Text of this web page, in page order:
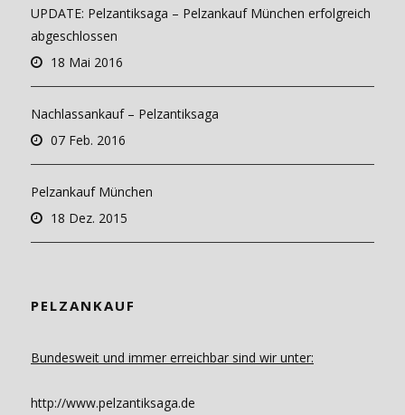
UPDATE: Pelzantiksaga – Pelzankauf München erfolgreich
abgeschlossen
18 Mai 2016
Nachlassankauf – Pelzantiksaga
07 Feb. 2016
Pelzankauf München
18 Dez. 2015
PELZANKAUF
Bundesweit und immer erreichbar sind wir unter:
http://www.pelzantiksaga.de